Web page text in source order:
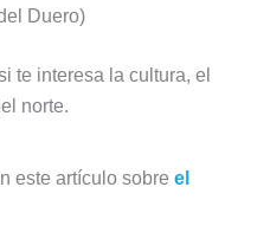
Duero)
te interesa la cultura, el
norte.
este artículo sobre el